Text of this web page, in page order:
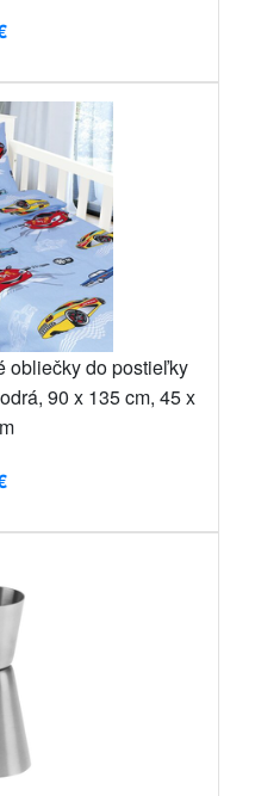
obliečky do postieľky
90 x 135 cm, 45 x